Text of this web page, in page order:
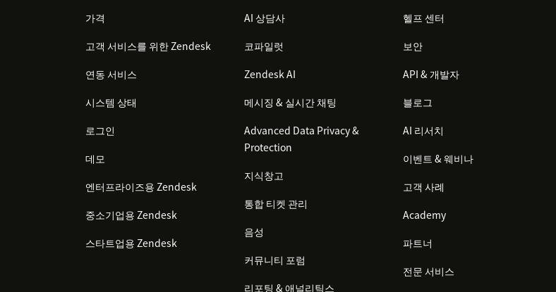
가격
고객 서비스를 위한 Zendesk
연동 서비스
시스템 상태
로그인
데모
엔터프라이즈용 Zendesk
중소기업용 Zendesk
스타트업용 Zendesk
AI 상담사
코파일럿
Zendesk AI
메시징 & 실시간 채팅
Advanced Data Privacy &
Protection
지식창고
통합 티켓 관리
음성
커뮤니티 포럼
리포팅 & 애널리틱스
헬프 센터
보안
API & 개발자
블로그
AI 리서치
이벤트 & 웨비나
고객 사례
Academy
파트너
전문 서비스